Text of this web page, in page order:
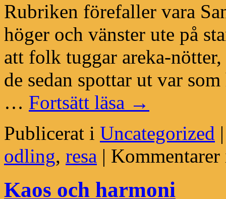
Rubriken förefaller vara
höger och vänster ute på
att folk tuggar areka-
de sedan spottar ut var
… Fortsätt läsa →
Publicerat i Uncategorized |
odling, resa |
Kaos och harmoni